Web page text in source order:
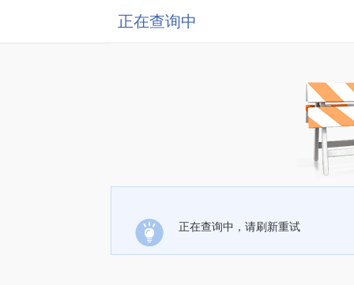
正在查询中
正在查询中，请刷新重试